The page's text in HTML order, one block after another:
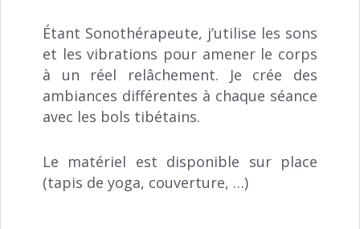
Étant Sonothérapeute, j’utilise les sons
et les vibrations pour amener le corps
à un réel relâchement. Je crée des
ambiances différentes à chaque séance
avec les bols tibétains.
Le matériel est disponible sur place
(tapis de yoga, couverture, …)